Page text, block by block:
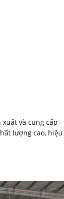
và cung cấp
lượng cao, hiệu